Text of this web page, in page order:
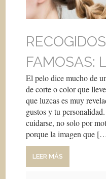
FAMOSAS:
El pelo dice mucho de
de corte o color que
que luzcas es muy
gustos y tu
cuidarse, no solo por
porque la imagen que
LEER MÁS